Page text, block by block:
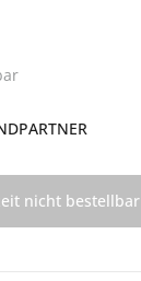
nicht bestellbar